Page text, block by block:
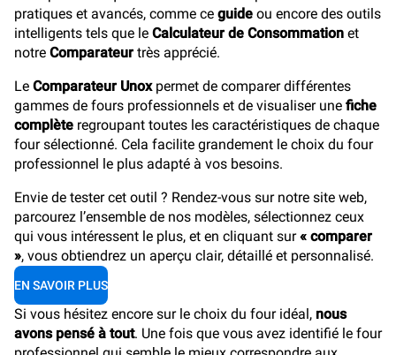
pratiques et avancés, comme ce guide ou encore des outils
intelligents tels que le Calculateur de Consommation et
notre Comparateur très apprécié.
Le Comparateur Unoxpermet de comparer différentes
gammes de fours professionnels et de visualiser une fiche
complète regroupant toutes les caractéristiques de chaque
four sélectionné. Cela facilite grandement le choix du four
professionnel le plus adapté à vos besoins.
Envie de tester cet outil ? Rendez-vous sur notre site web,
parcourez l’ensemble de nos modèles, sélectionnez ceux
qui vous intéressent le plus, et en cliquant sur« comparer
», vous obtiendrez un aperçu clair, détaillé et personnalisé.
EN SAVOIR PLUS
Si vous hésitez encore sur le choix du four idéal, nous
avons pensé à tout. Une fois que vous avez identifié le four